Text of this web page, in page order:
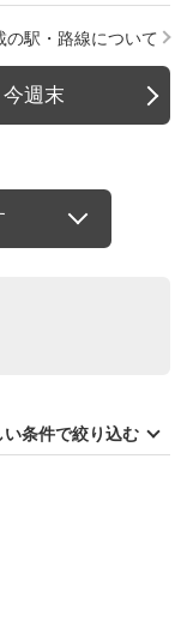
の駅・路線について
今週末
い条件で絞り込む